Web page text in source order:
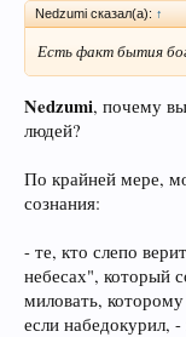
Nedzumi сказал(а): ↑
Есть факт бытия
Nedzumi, почему
людей?
По крайней мере,
сознания:
- те, кто слепо
небесах", который
миловать,
если набедокурил,